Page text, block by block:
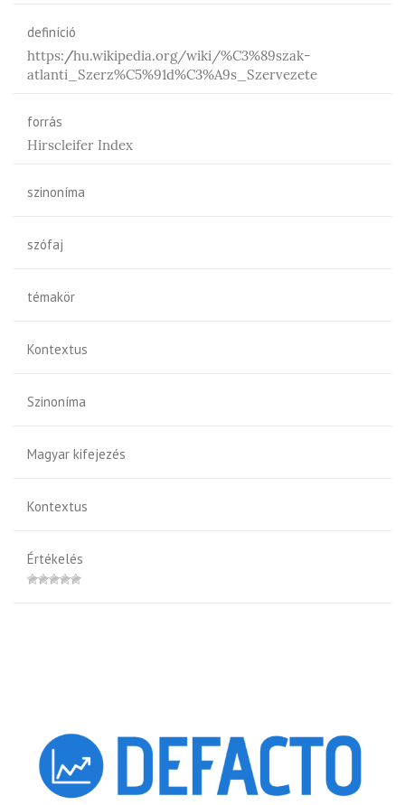
definíció
https://hu.wikipedia.org/wiki/%C3%89szak-
atlanti_Szerz%C5%91d%C3%A9s_Szervezete
forrás
Hirscleifer Index
szinoníma
szófaj
témakör
Kontextus
Szinoníma
Magyar kifejezés
Kontextus
Értékelés